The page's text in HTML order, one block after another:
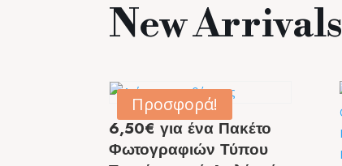
New Arrivals
Προσφορά!
6,50€ για ένα Πακέτο
Φωτογραφιών Τύπου